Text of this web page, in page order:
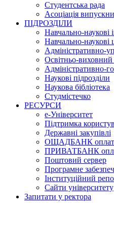
Студентська рада
Асоціація
ПІДРОЗДІЛИ
Навчально-наукові
Навчально-наукові
Адміністративно-
Освітньо-
Адміністративно-
Наукові підрозділи
Наукова бібліотека
Студмістечко
РЕСУРСИ
е-Університет
Підтримка
Державні закупівлі
ОЩАДБАНК
ПРИВАТБАНК
Поштовий сервер
Програмне
Інституційний
Сайти університету
Запитати у ректора